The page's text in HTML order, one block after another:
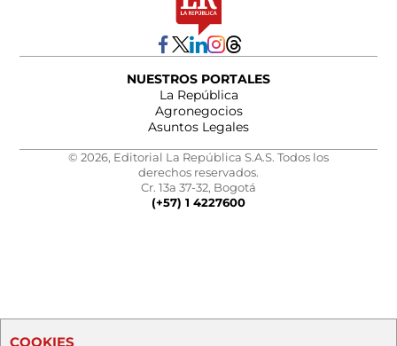
NUESTROS PORTALES
La República
Agronegocios
Asuntos Legales
© 2026, Editorial La República S.A.S. Todos los
derechos reservados.
Cr. 13a 37-32, Bogotá
(+57) 1 4227600
COOKIES